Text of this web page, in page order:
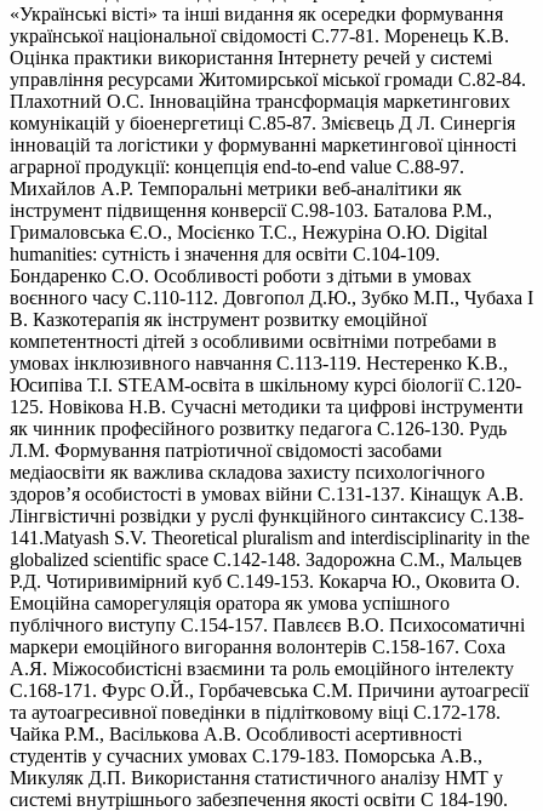
«Українські вісті» та інші видання як осередки формування
української національної свідомості С.77-81. Моренець К.В.
Оцінка практики використання Інтернету речей у системі
управління ресурсами Житомирської міської громади С.82-84.
Плахотний О.С. Інноваційна трансформація маркетингових
комунікацій у біоенергетиці С.85-87. Змієвець Д Л. Синергія
інновацій та логістики у формуванні маркетингової цінності
аграрної продукції: концепція end-to-end value С.88-97.
Михайлов А.Р. Темпоральні метрики веб-аналітики як
інструмент підвищення конверсії С.98-103. Баталова Р.М.,
Грималовська Є.О., Мосієнко Т.С., Нежуріна О.Ю. Digital
humanities: сутність і значення для освіти С.104-109.
Бондаренко С.О. Особливості роботи з дітьми в умовах
воєнного часу С.110-112. Довгопол Д.Ю., Зубко М.П., Чубаха І
В. Казкотерапія як інструмент розвитку емоційної
компетентності дітей з особливими освітніми потребами в
умовах інклюзивного навчання С.113-119. Нестеренко К.В.,
Юсипіва Т.І. STEAM-освіта в шкільному курсі біології С.120-
125. Новікова Н.В. Сучасні методики та цифрові інструменти
як чинник професійного розвитку педагога С.126-130. Рудь
Л.М. Формування патріотичної свідомості засобами
медіаосвіти як важлива складова захисту психологічного
здоров’я особистості в умовах війни С.131-137. Кінащук А.В.
Лінгвістичні розвідки у руслі функційного синтаксису С.138-
141.Matyash S.V. Theoretical pluralism and interdisciplinarity in the
globalized scientific space С.142-148. Задорожна С.М., Мальцев
Р.Д. Чотиривимірний куб С.149-153. Кокарча Ю., Оковита О.
Емоційна саморегуляція оратора як умова успішного
публічного виступу С.154-157. Павлєєв В.О. Психосоматичні
маркери емоційного вигорання волонтерів С.158-167. Соха
А.Я. Міжособистісні взаємини та роль емоційного інтелекту
С.168-171. Фурс О.Й., Горбачевська С.М. Причини аутоагресії
та аутоагресивної поведінки в підлітковому віці С.172-178.
Чайка Р.М., Васількова А.В. Особливості асертивності
студентів у сучасних умовах С.179-183. Поморська А.В.,
Микуляк Д.П. Використання статистичного аналізу НМТ у
системі внутрішнього забезпечення якості освіти С 184-190.